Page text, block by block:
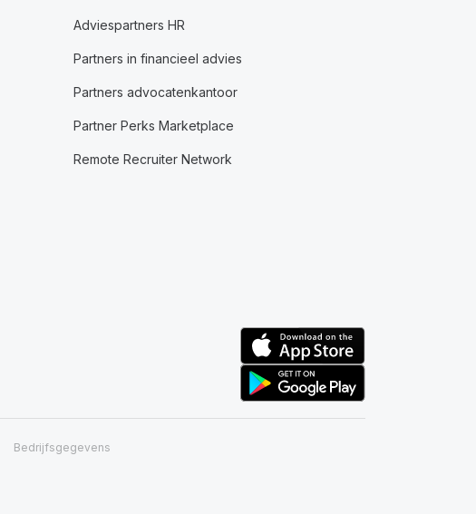
Adviespartners HR
Partners in financieel advies
Partners advocatenkantoor
Partner Perks Marketplace
Remote Recruiter Network
Bedrijfsgegevens